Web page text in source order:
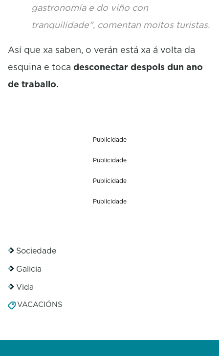
gastronomía e do viño con
tranquilidade", comentan moitos turistas.
Así que xa saben, o verán está xa á volta da
esquina e toca desconectar despois dun ano
de traballo.
Publicidade
Publicidade
Publicidade
Publicidade
Sociedade
Galicia
Vida
VACACIÓNS